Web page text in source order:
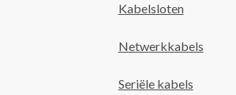
Kabelsloten
Netwerkkabels
Seriële kabels